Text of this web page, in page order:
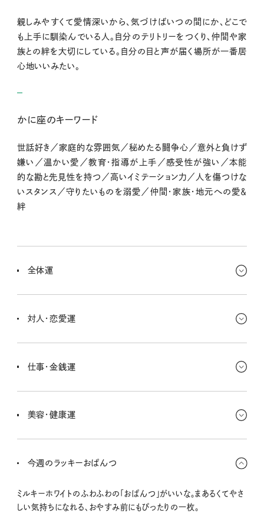
親しみやすくて愛情深いから、気づけばいつの間にか、どこで
も上手に馴染んでいる人。自分のテリトリーをつくり、仲間や家
族との絆を大切にしている。自分の目と声が届く場所が一番居
心地いいみたい。
かに座のキーワード
世話好き／家庭的な雰囲気／秘めたる闘争心／意外と負けず
嫌い／温かい愛／教育・指導が上手／感受性が強い／本能
的な勘と先見性を持つ／高いイミテーション力／人を傷つけな
いスタンス／守りたいものを溺愛／仲間・家族・地元への愛＆
絆
全体運
時間もとても大切。静かな場所でお茶を飲んだり、空を見上げたり。
対人・恋愛運
れる人の存在が心の支えになるよ。恋愛でも、あたたかさを感じるこ
仕事・金銭運
るものには少しご褒美が必要。食べたいものや、心地いいものを選
美容・健康運
たり、足湯や湯たんぽでぬくもりを感じてみて。眠る前の深呼吸もお
今週のラッキーおぱんつ
ミルキーホワイトのふわふわの「おぱんつ」がいいな。まあるくてやさ
しい気持ちになれる、おやすみ前にもぴったりの一枚。